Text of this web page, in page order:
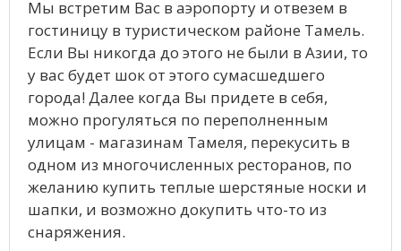
Мы встретим Вас в аэропорту и отвезем в
гостиницу в туристическом районе Тамель.
Если Вы никогда до этого не были в Азии, то
у вас будет шок от этого сумасшедшего
города! Далее когда Вы придете в себя,
можно прогуляться по переполненным
улицам - магазинам Тамеля, перекусить в
одном из многочисленных ресторанов, по
желанию купить теплые шерстяные носки и
шапки, и возможно докупить что-то из
снаряжения.